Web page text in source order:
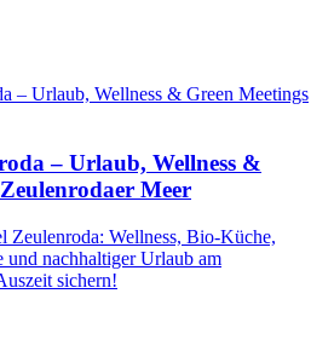
– Urlaub, Wellness &
Meer
Zeulenroda: Wellness, Bio-Küche,
und nachhaltiger Urlaub am
sichern!